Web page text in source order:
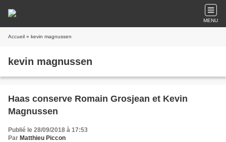
MENU
Accueil » kevin magnussen
kevin magnussen
Haas conserve Romain Grosjean et Kevin
Magnussen
Publié le 28/09/2018 à 17:53
Par Matthieu Piccon